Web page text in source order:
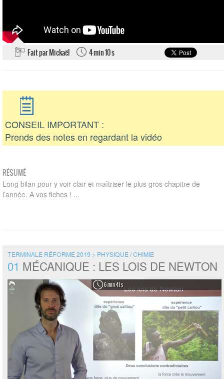
Fait par Mickaël 4 min 10 s
CONSEIL IMPORTANT :
Prends des notes en regardant la vidéo
RÉSUMÉ
Long bilan pour y voir clair et maîtriser le plus gros chapitre de
l’année. A vos fiches ! ...
TERMINALE RÉFORME 2019 > PHYSIQUE / CHIMIE
01 MÉCANIQUE : LES LOIS DE NEWTON
6 min 41 s